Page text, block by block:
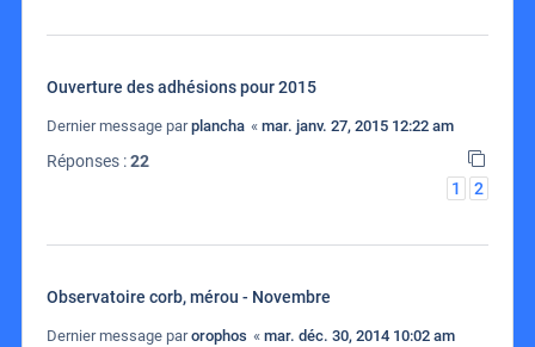
Ouverture des adhésions pour 2015
Dernier message parplancha « mar. janv. 27, 2015 12:22 am
Réponses :22
1
2
Observatoire corb, mérou - Novembre
Dernier message parorophos « mar. déc. 30, 2014 10:02 am